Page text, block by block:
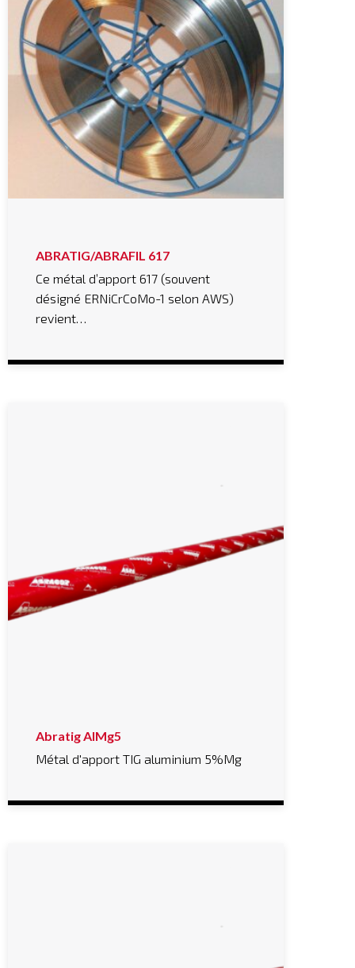
ABRATIG/ABRAFIL 617
Ce métal d’apport 617 (souvent
désigné ERNiCrCoMo-1 selon AWS)
revient…
Abratig AlMg5
Métal d'apport TIG aluminium 5%Mg